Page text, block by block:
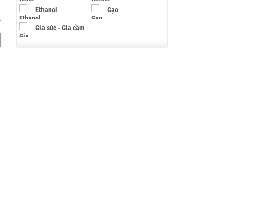
Ethanol Gạo
Gia súc - Gia cầm